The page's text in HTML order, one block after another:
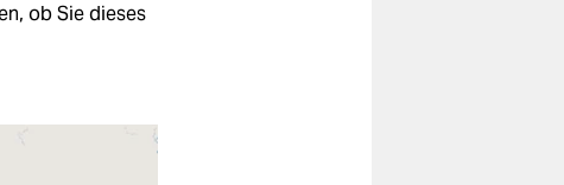
ob Sie dieses